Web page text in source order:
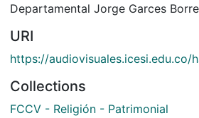
Departamental Jorge Garces
URI
https://audiovisuales.icesi.edu.co/
Collections
FCCV - Religión - Patrimonial